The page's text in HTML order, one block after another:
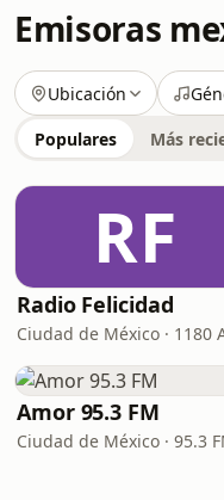
Emisoras
Ubicación
Populares Más
RF
Radio Felicidad
Ciudad de México · 1180
Amor 95.3 FM
Ciudad de México · 95.3